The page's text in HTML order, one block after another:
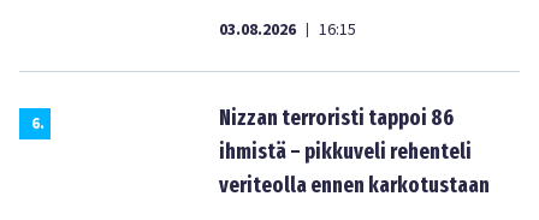
03.08.2026 | 16:15
6.
Nizzan terroristi tappoi 86
ihmistä – pikkuveli rehenteli
veriteolla ennen karkotustaan